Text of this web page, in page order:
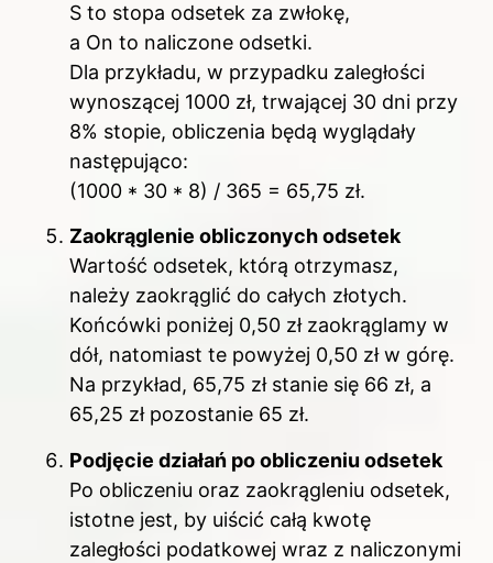
S to stopa odsetek za zwłokę,
a On to naliczone odsetki.
Dla przykładu, w przypadku zaległości
wynoszącej 1000 zł, trwającej 30 dni przy
8% stopie, obliczenia będą wyglądały
następująco:
(1000 * 30 * 8) / 365 = 65,75 zł.
Zaokrąglenie obliczonych odsetek
Wartość odsetek, którą otrzymasz,
należy zaokrąglić do całych złotych.
Końcówki poniżej 0,50 zł zaokrąglamy w
dół, natomiast te powyżej 0,50 zł w górę.
Na przykład, 65,75 zł stanie się 66 zł, a
65,25 zł pozostanie 65 zł.
Podjęcie działań po obliczeniu odsetek
Po obliczeniu oraz zaokrągleniu odsetek,
istotne jest, by uiścić całą kwotę
zaległości podatkowej wraz z naliczonymi